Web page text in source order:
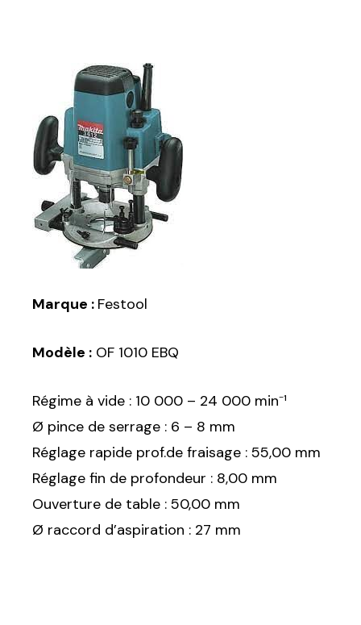
Marque : Festool
Modèle : OF 1010 EBQ
Régime à vide : 10 000 – 24 000 min⁻¹
Ø pince de serrage : 6 – 8 mm
Réglage rapide prof.de fraisage : 55,00 mm
Réglage fin de profondeur : 8,00 mm
Ouverture de table : 50,00 mm
Ø raccord d’aspiration : 27 mm